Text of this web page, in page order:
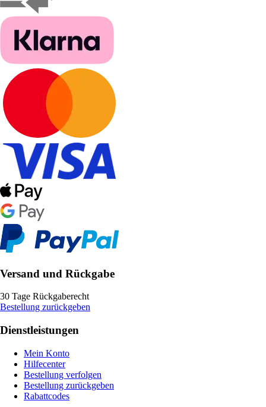
Versand und Rückgabe
30 Tage Rückgaberecht
Bestellung zurückgeben
Dienstleistungen
Mein Konto
Hilfecenter
Bestellung verfolgen
Bestellung zurückgeben
Rabattcodes